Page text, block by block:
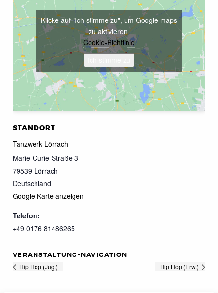
STANDORT
Tanzwerk Lörrach
Marie-Curie-Straße 3
79539 Lörrach
Deutschland
Google Karte anzeigen
Telefon:
+49 0176 81486265
Klicke auf "Ich stimme zu", um Google maps
zu aktivieren
Cookie-Richtlinie
VERANSTALTUNG-NAVIGATION
Hip Hop (Jug.) Hip Hop (Erw.)